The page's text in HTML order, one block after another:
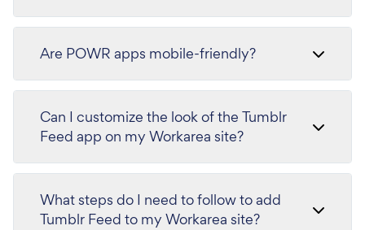
Are POWR apps mobile-friendly?
Can I customize the look of the Tumblr
Feed app on my Workarea site?
What steps do I need to follow to add
Tumblr Feed to my Workarea site?